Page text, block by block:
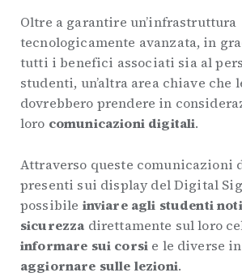
Oltre a garantire un’infrastruttura
tecnologicamente avanzata, in
tutti i benefici associati sia al
studenti, un’altra area chiave che
dovrebbero prendere in
loro comunicazioni digitali.
Attraverso queste comunicazioni
presenti sui display del Digital
possibile inviare agli studenti
sicurezza direttamente sul loro
informare sui corsi e le diverse
aggiornare sulle lezioni.